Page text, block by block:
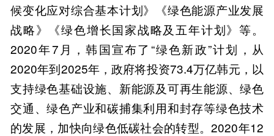
候变化应对综合基本计划》《绿色能源产业发展
战略》《绿色增长国家战略及五年计划》等。
2020年7月，韩国宣布了“绿色新政”计划，从
2020年到2025年，政府将投资73.4万亿韩元，以
支持绿色基础设施、新能源及可再生能源、绿色
交通、绿色产业和碳捕集利用和封存等绿色技术
的发展，加快向绿色低碳社会的转型。2020年12